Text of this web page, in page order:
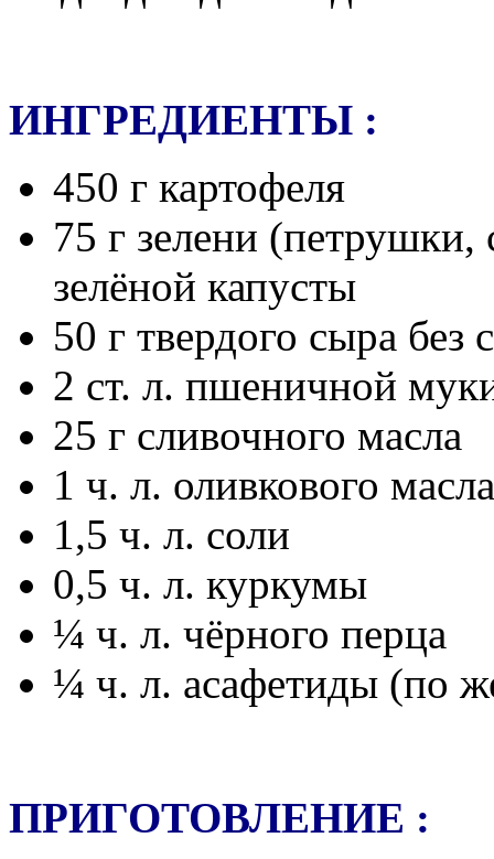
ИНГРЕДИЕНТЫ :
450 г картофеля
75 г зелени (петрушки,
зелёной капусты
50 г твердого сыра без
2 ст. л. пшеничной
25 г сливочного масла
1 ч. л. оливкового масла
1,5 ч. л. соли
0,5 ч. л. куркумы
¼ ч. л. чёрного перца
¼ ч. л. асафетиды (по
ПРИГОТОВЛЕНИЕ :